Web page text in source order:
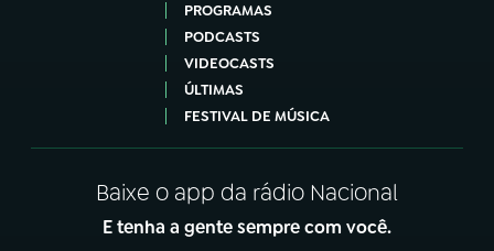
PROGRAMAS
PODCASTS
VIDEOCASTS
ÚLTIMAS
FESTIVAL DE MÚSICA
Baixe o app da rádio Nacional
E tenha a gente sempre com você.